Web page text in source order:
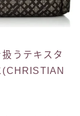
うテキスタ
(CHRISTIAN